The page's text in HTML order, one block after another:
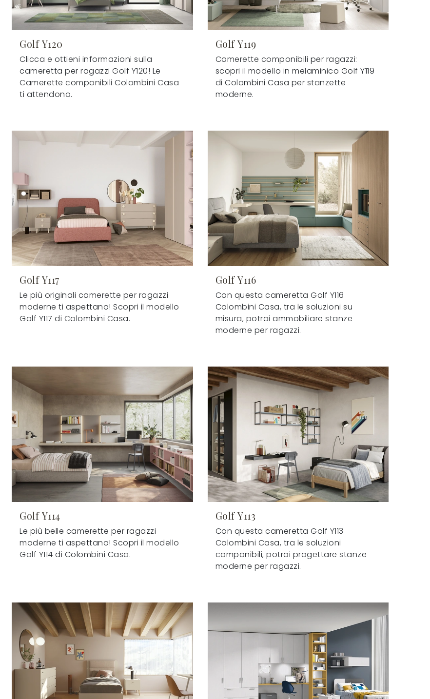
Golf Y120
Clicca e ottieni informazioni sulla
cameretta per ragazzi Golf Y120! Le
Camerette componibili Colombini Casa
ti attendono.
Golf Y119
Camerette componibili per ragazzi:
scopri il modello in melaminico Golf Y119
di Colombini Casa per stanzette
moderne.
Golf Y117
Le più originali camerette per ragazzi
moderne ti aspettano! Scopri il modello
Golf Y117 di Colombini Casa.
Golf Y116
Con questa cameretta Golf Y116
Colombini Casa, tra le soluzioni su
misura, potrai ammobiliare stanze
moderne per ragazzi.
Golf Y114
Le più belle camerette per ragazzi
moderne ti aspettano! Scopri il modello
Golf Y114 di Colombini Casa.
Golf Y113
Con questa cameretta Golf Y113
Colombini Casa, tra le soluzioni
componibili, potrai progettare stanze
moderne per ragazzi.